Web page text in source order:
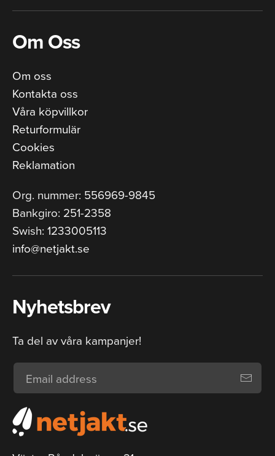
Om Oss
Om oss
Kontakta oss
Våra köpvillkor
Returformulär
Cookies
Reklamation
Org. nummer: 556969-9845
Bankgiro: 251-2358
Swish: 1233005113
info@netjakt.se
Nyhetsbrev
Ta del av våra kampanjer!